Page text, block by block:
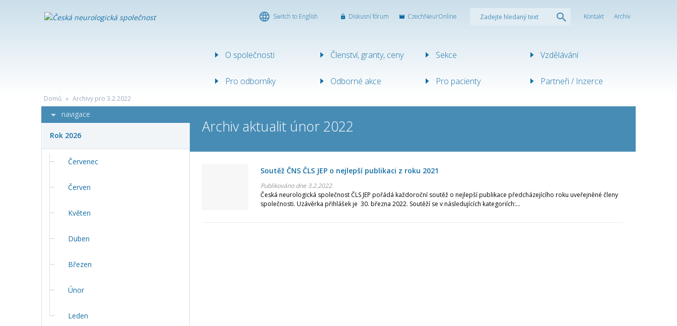
Switch to English Diskusní fórum CzechNeurOnline Kontakt Archiv
SPOLEČNOSTO společnosti Členství, granty, ceny Sekce Vzdělávání
Pro odborníky Odborné akce Pro pacienty Partneři / Inzerce
Domů » Archivy pro 3.2.2022
navigace
Rok 2026
Červenec
Červen
Květen
Duben
Březen
Únor
Leden
Archiv aktualit únor 2022
Soutěž ČNS ČLS JEP o nejlepší publikaci z roku 2021
Publikováno dne 3.2.2022.
Česká neurologická společnost ČLS JEP pořádá každoroční soutěž o nejlepší publikace předcházejícího roku uveřejněné členy
společnosti. Uzávěrka přihlášek je 30. března 2022. Soutěží se v následujících kategoriích:...